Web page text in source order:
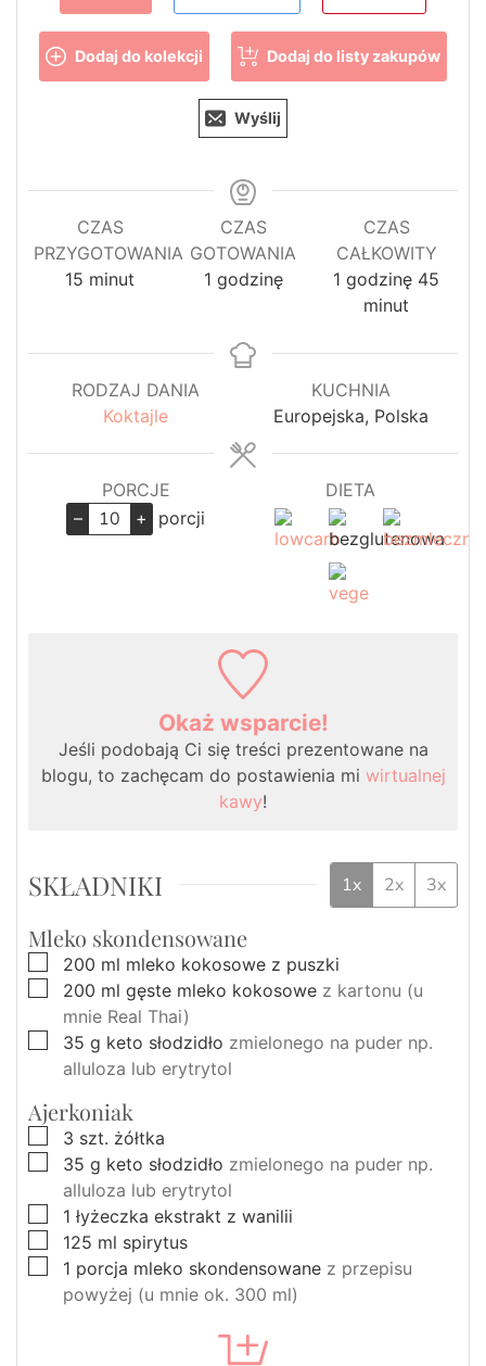
Dodaj do kolekcji Dodaj do listy zakupów
Wyślij
CZAS
PRZYGOTOWANIA
15 minuty
minut
CZAS
GOTOWANIA
1godzina
godzinę
CZAS
CAŁKOWITY
1 godzina
godzinę 45
minut
RODZAJ DANIA
Koktajle
KUCHNIA
Europejska, Polska
PORCJE
–
+ porcji
DIETA
Okaż wsparcie!
Jeśli podobają Ci się treści prezentowane na
blogu, to zachęcam do postawienia mi wirtualnej
kawy!
SKŁADNIKI 1x 2x 3x
Mleko skondensowane
▢
200 ml mleko kokosowe z puszki
▢
200 ml gęste mleko kokosowe z kartonu (u
mnie Real Thai)
▢
35 g keto słodzidło zmielonego na puder np.
alluloza lub erytrytol
Ajerkoniak
▢
3 szt. żółtka
▢
35 g keto słodzidło zmielonego na puder np.
alluloza lub erytrytol
▢
1 łyżeczka ekstrakt z wanilii
▢
125 ml spirytus
▢
1 porcja mleko skondensowane z przepisu
powyżej (u mnie ok. 300 ml)